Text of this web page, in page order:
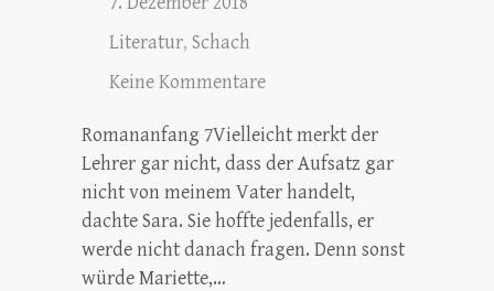
Literatur, Schach
Keine Kommentare
Romananfang 7Vielleicht merkt der
Lehrer gar nicht, dass der Aufsatz gar
nicht von meinem Vater handelt,
dachte Sara. Sie hoffte jedenfalls, er
werde nicht danach fragen. Denn sonst
würde Mariette,…